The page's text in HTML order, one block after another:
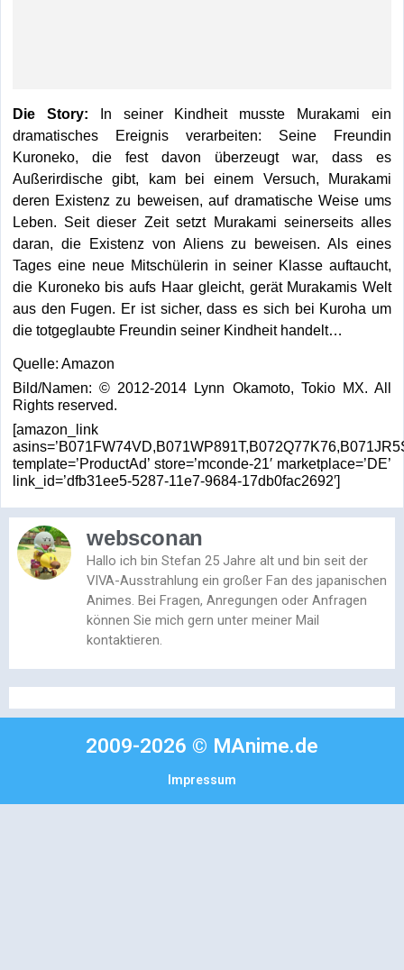
Die Story: In seiner Kindheit musste Murakami ein
dramatisches Ereignis verarbeiten: Seine Freundin
Kuroneko, die fest davon überzeugt war, dass es
Außerirdische gibt, kam bei einem Versuch, Murakami
deren Existenz zu beweisen, auf dramatische Weise ums
Leben. Seit dieser Zeit setzt Murakami seinerseits alles
daran, die Existenz von Aliens zu beweisen. Als eines
Tages eine neue Mitschülerin in seiner Klasse auftaucht,
die Kuroneko bis aufs Haar gleicht, gerät Murakamis Welt
aus den Fugen. Er ist sicher, dass es sich bei Kuroha um
die totgeglaubte Freundin seiner Kindheit handelt…
Quelle: Amazon
Bild/Namen: © 2012-2014 Lynn Okamoto, Tokio MX. All
Rights reserved.
[amazon_link
template=’ProductAd’ store=’mconde-21′ marketplace=’DE’
link_id=’dfb31ee5-5287-11e7-9684-17db0fac2692′]
websconan
Hallo ich bin Stefan 25 Jahre alt und bin seit der
VIVA-Ausstrahlung ein großer Fan des japanischen
Animes. Bei Fragen, Anregungen oder Anfragen
können Sie mich gern unter meiner Mail
kontaktieren.
2009-2026 © MAnime.de
Impressum